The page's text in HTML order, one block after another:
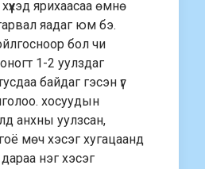
ярихаасаа өмнө
яадаг юм бэ.
бол чи
1-2 уулздаг
байдаг гэсэн үг
хосуудын
анхны уулзсан,
мөч хэсэг хугацаанд
нэг хэсэг